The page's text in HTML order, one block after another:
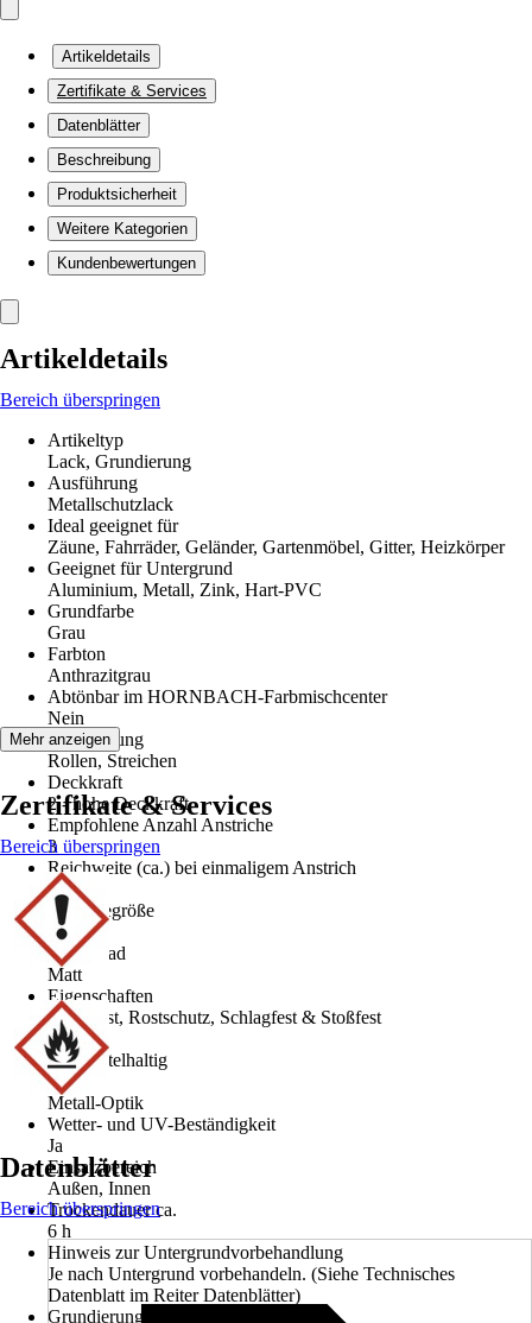
Artikeldetails
Zertifikate & Services
Datenblätter
Beschreibung
Produktsicherheit
Weitere Kategorien
Kundenbewertungen
Artikeldetails
Bereich überspringen
Artikeltyp
Lack, Grundierung
Ausführung
Metallschutzlack
Ideal geeignet für
Zäune, Fahrräder, Geländer, Gartenmöbel, Gitter, Heizkörper
Geeignet für Untergrund
Aluminium, Metall, Zink, Hart-PVC
Grundfarbe
Grau
Farbton
Anthrazitgrau
Abtönbar im HORNBACH-Farbmischcenter
Nein
Verarbeitung
Rollen, Streichen
Deckkraft
2 - hohe Deckkraft
Empfohlene Anzahl Anstriche
3
Reichweite (ca.) bei einmaligem Anstrich
5 m²/l
Gebindegröße
0,75 l
Glanzgrad
Matt
Eigenschaften
Blockfest, Rostschutz, Schlagfest & Stoßfest
Basis
Lösemittelhaltig
Optik
Metall-Optik
Wetter- und UV-Beständigkeit
Ja
Einsatzbereich
Außen, Innen
Trockendauer ca.
6 h
Hinweis zur Untergrundvorbehandlung
Je nach Untergrund vorbehandeln. (Siehe Technisches
Datenblatt im Reiter Datenblätter)
Grundierung empfohlen
Mehr anzeigen
Zertifikate & Services
Bereich überspringen
Datenblätter
Bereich überspringen